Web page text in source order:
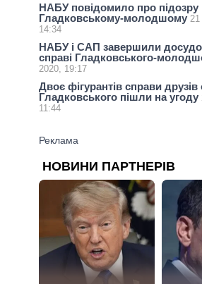
НАБУ повідомило про підозру
Гладковському-молодшому 21
14:34
НАБУ і САП завершили
справі Гладковського-
2020, 19:17
Двоє фігурантів справи друзів
Гладковського пішли на угоду
11:44